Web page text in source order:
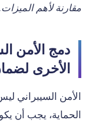
مقارنة لأهم
دمج الأمن
الأخرى
الأمن السيبراني
الحماية، يجب أن